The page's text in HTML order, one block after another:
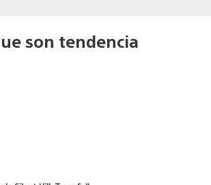
son tendencia